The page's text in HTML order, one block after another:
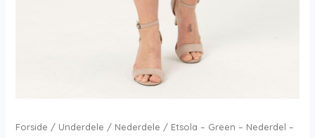
Forside / Underdele / Nederdele / Etsola – Green – Nederdel –